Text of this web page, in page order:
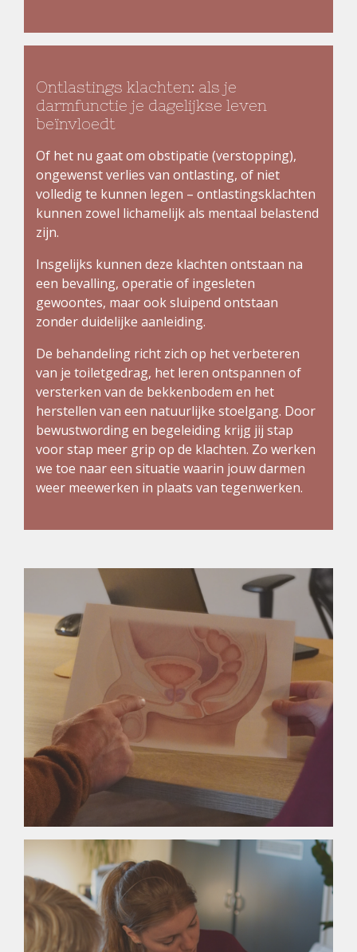
Ontlastings klachten: als je
darmfunctie je dagelijkse leven
beïnvloedt
Of het nu gaat om obstipatie (verstopping),
ongewenst verlies van ontlasting, of niet
volledig te kunnen legen – ontlastingsklachten
kunnen zowel lichamelijk als mentaal belastend
zijn.
Insgelijks kunnen deze klachten ontstaan na
een bevalling, operatie of ingesleten
gewoontes, maar ook sluipend ontstaan
zonder duidelijke aanleiding.
De behandeling richt zich op het verbeteren
van je toiletgedrag, het leren ontspannen of
versterken van de bekkenbodem en het
herstellen van een natuurlijke stoelgang. Door
bewustwording en begeleiding krijg jij stap
voor stap meer grip op de klachten. Zo werken
we toe naar een situatie waarin jouw darmen
weer meewerken in plaats van tegenwerken.